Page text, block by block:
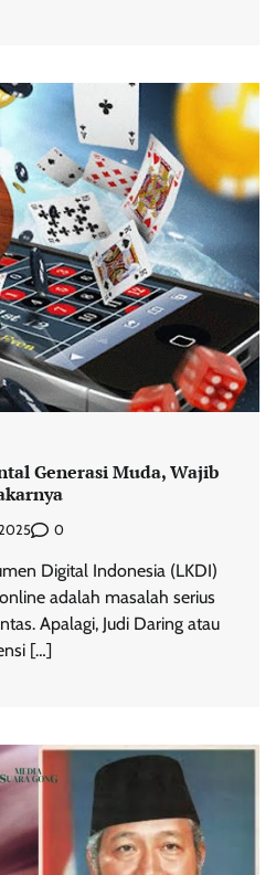
Generasi Muda, Wajib
0
Digital Indonesia (LKDI)
adalah masalah serius
Apalagi, Judi Daring atau
[…]